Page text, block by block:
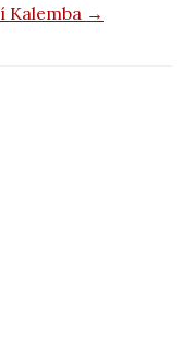
Kalemba →